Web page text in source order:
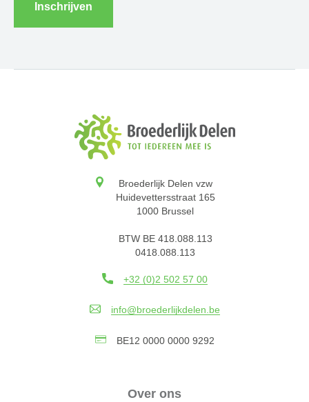
Inschrijven
Broederlijk Delen vzw
Huidevettersstraat 165
1000 Brussel
BTW BE 418.088.113
0418.088.113
+32 (0)2 502 57 00
info@broederlijkdelen.be
BE12 0000 0000 9292
Over ons